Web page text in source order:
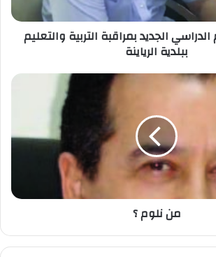
الجديد بمراقبة التربية والتعليم
ببلدية الرياينة
من نلوم ؟